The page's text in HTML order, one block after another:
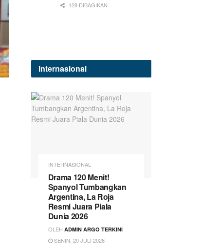
128 DIBAGIKAN
Internasional
INTERNASIONAL
Drama 120 Menit!
Spanyol Tumbangkan
Argentina, La Roja
Resmi Juara Piala
Dunia 2026
OLEH ADMIN ARGO TERKINI
SENIN, 20 JULI 2026